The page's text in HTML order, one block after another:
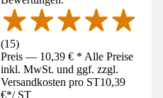
(15)
Preis — 10,39 € * Alle Preise
inkl. MwSt. und ggf. zzgl.
Versandkosten pro ST10,39
€*/ ST